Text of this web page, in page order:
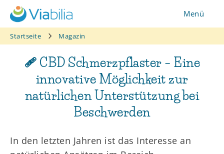
Zum
Inhalt
springen
Menü
Startseite Magazin
🩹 CBD Schmerzpflaster – Eine
innovative Möglichkeit zur
natürlichen Unterstützung bei
Beschwerden
In den letzten Jahren ist das Interesse an